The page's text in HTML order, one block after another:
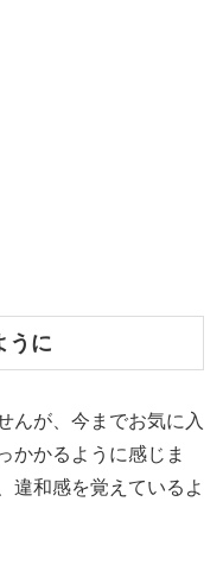
うに
んが、今までお気に入
かかるように感じま
違和感を覚えているよ